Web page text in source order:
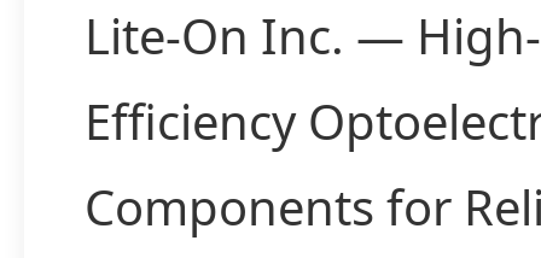
Lite-On Inc. — High-
Efficiency
Components for